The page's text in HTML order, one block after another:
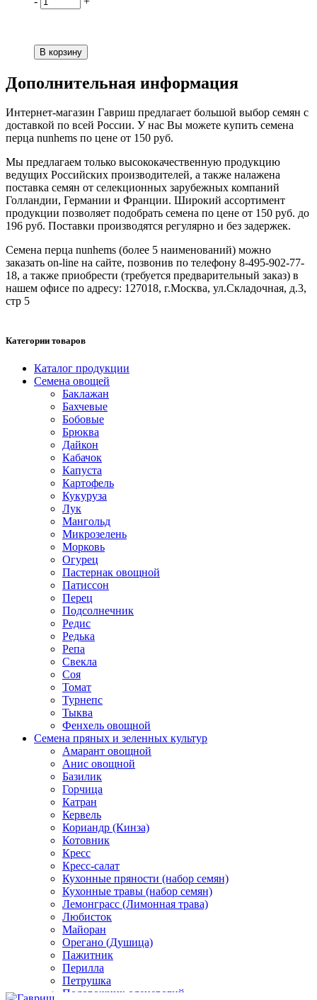
Дополнительная информация
Интернет-магазин Гавриш предлагает большой выбор семян с
доставкой по всей России. У нас Вы можете купить семена
перца nunhems по цене от 150 руб.
Мы предлагаем только высококачественную продукцию
ведущих Российских производителей, а также налажена
поставка семян от селекционных зарубежных компаний
Голландии, Германии и Франции. Широкий ассортимент
продукции позволяет подобрать семена по цене от 150 руб. до
196 руб. Поставки производятся регулярно и без задержек.
Семена перца nunhems (более 5 наименований) можно
заказать on-line на сайте, позвонив по телефону 8-495-902-77-
18, а также приобрести (требуется предварительный заказ) в
нашем офисе по адресу: 127018, г.Москва, ул.Складочная, д.3,
стр 5
Категории товаров
Каталог продукции
Семена овощей
Баклажан
Бахчевые
Бобовые
Брюква
Дайкон
Кабачок
Капуста
Картофель
Кукуруза
Лук
Мангольд
Микрозелень
Морковь
Огурец
Пастернак овощной
Патиссон
Перец
Подсолнечник
Редис
Редька
Репа
Свекла
Соя
Томат
Турнепс
Тыква
Фенхель овощной
Семена пряных и зеленных культур
Амарант овощной
Анис овощной
Базилик
Горчица
Катран
Кервель
Кориандр (Кинза)
Котовник
Кресс
Кресс-салат
Кухонные пряности (набор семян)
Кухонные травы (набор семян)
Лемонграсс (Лимонная трава)
Любисток
Майоран
Орегано (Душица)
Пажитник
Перилла
Петрушка
Подорожник оленерогий